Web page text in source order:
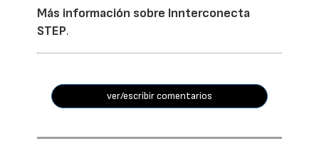
Más información sobre Innterconecta
STEP.
ver/escribir comentarios